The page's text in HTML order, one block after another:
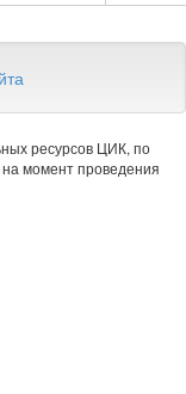
ресурсов ЦИК, по
момент проведения